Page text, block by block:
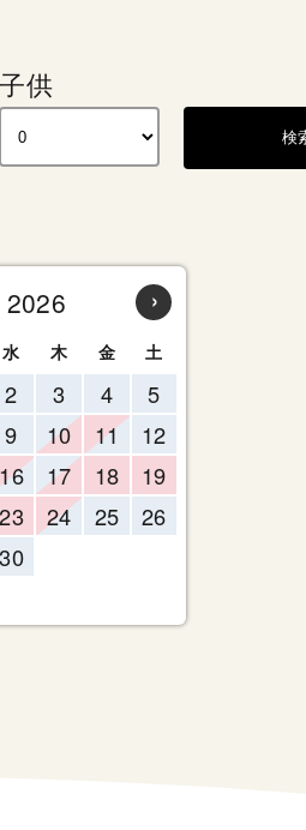
子供
›
水 木 金 土
2 3 4
5
9 10 11
12
16 17 18
19
23 24 25
26
30